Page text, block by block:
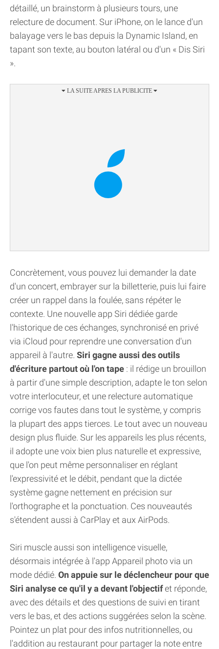
détaillé, un brainstorm à plusieurs tours, une
relecture de document. Sur iPhone, on le lance d'un
balayage vers le bas depuis la Dynamic Island, en
tapant son texte, au bouton latéral ou d'un « Dis Siri
».
Concrètement, vous pouvez lui demander la date
d'un concert, embrayer sur la billetterie, puis lui faire
créer un rappel dans la foulée, sans répéter le
contexte. Une nouvelle app Siri dédiée garde
l'historique de ces échanges, synchronisé en privé
via iCloud pour reprendre une conversation d'un
appareil à l'autre. Siri gagne aussi des outils
d'écriture partout où l'on tape : il rédige un brouillon
à partir d'une simple description, adapte le ton selon
votre interlocuteur, et une relecture automatique
corrige vos fautes dans tout le système, y compris
la plupart des apps tierces. Le tout avec un nouveau
design plus fluide. Sur les appareils les plus récents,
il adopte une voix bien plus naturelle et expressive,
que l'on peut même personnaliser en réglant
l'expressivité et le débit, pendant que la dictée
système gagne nettement en précision sur
l'orthographe et la ponctuation. Ces nouveautés
s'étendent aussi à CarPlay et aux AirPods.
Siri muscle aussi son intelligence visuelle,
désormais intégrée à l'app Appareil photo via un
mode dédié. On appuie sur le déclencheur pour que
Siri analyse ce qu'il y a devant l'objectifet réponde,
avec des détails et des questions de suivi en tirant
vers le bas, et des actions suggérées selon la scène.
Pointez un plat pour des infos nutritionnelles, ou
l'addition au restaurant pour partager la note entre